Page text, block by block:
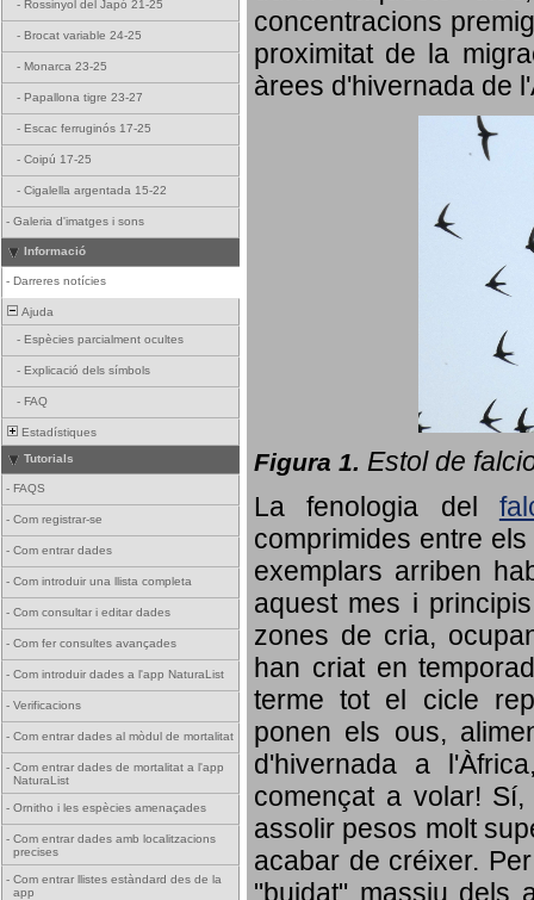
- Rossinyol del Japó 21-25
- Brocat variable 24-25
- Monarca 23-25
- Papallona tigre 23-27
- Escac ferruginós 17-25
- Coipú 17-25
- Cigalella argentada 15-22
- Galeria d'imatges i sons
Informació
- Darreres notícies
Ajuda
- Espècies parcialment ocultes
- Explicació dels símbols
- FAQ
Estadístiques
Tutorials
- FAQS
- Com registrar-se
- Com entrar dades
- Com introduir una llista completa
- Com consultar i editar dades
- Com fer consultes avançades
- Com introduir dades a l'app NaturaList
- Verificacions
- Com entrar dades al mòdul de mortalitat
- Com entrar dades de mortalitat a l'app
NaturaList
- Ornitho i les espècies amenaçades
- Com entrar dades amb localitzacions
precises
- Com entrar llistes estàndard des de la
app
concentracions
proximitat de la
àrees d'hivernada de
Figura 1. Estol de
La fenologia del
comprimides entre
exemplars arriben
aquest mes i
zones de cria,
han criat en
terme tot el cicle
ponen els ous,
d'hivernada a
començat a volar!
assolir pesos molt
acabar de créixer.
"buidat" massiu dels